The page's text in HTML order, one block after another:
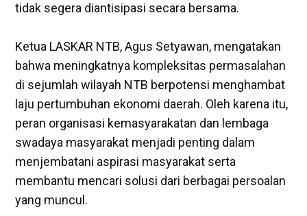
tidak segera diantisipasi secara bersama.
‎Ketua LASKAR NTB, Agus Setyawan, mengatakan
bahwa meningkatnya kompleksitas permasalahan
di sejumlah wilayah NTB berpotensi menghambat
laju pertumbuhan ekonomi daerah. Oleh karena itu,
peran organisasi kemasyarakatan dan lembaga
swadaya masyarakat menjadi penting dalam
menjembatani aspirasi masyarakat serta
membantu mencari solusi dari berbagai persoalan
yang muncul.